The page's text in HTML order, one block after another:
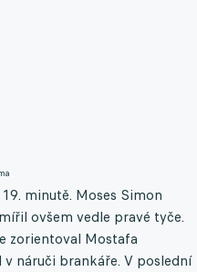
minutě. Moses Simon
ovšem vedle pravé tyče.
zorientoval Mostafa
náruči brankáře. V poslední